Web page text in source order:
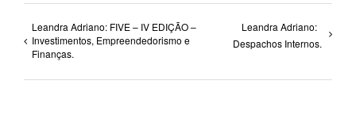
Leandra Adriano: FIVE – IV EDIÇÃO –
Investimentos, Empreendedorismo e
Finanças.
Leandra Adriano:
Despachos Internos.